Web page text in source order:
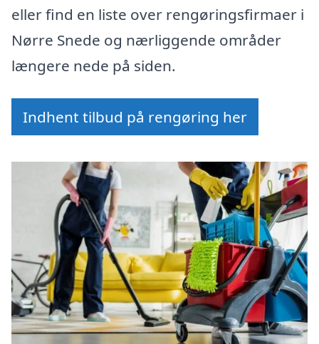
eller find en liste over rengøringsfirmaer i
Nørre Snede og nærliggende områder
længere nede på siden.
Indhent tilbud på rengøring her